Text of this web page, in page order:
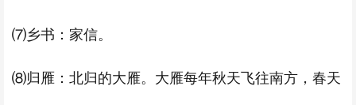
⑺乡书：家信。
⑻归雁：北归的大雁。大雁每年秋天飞往南方，春天